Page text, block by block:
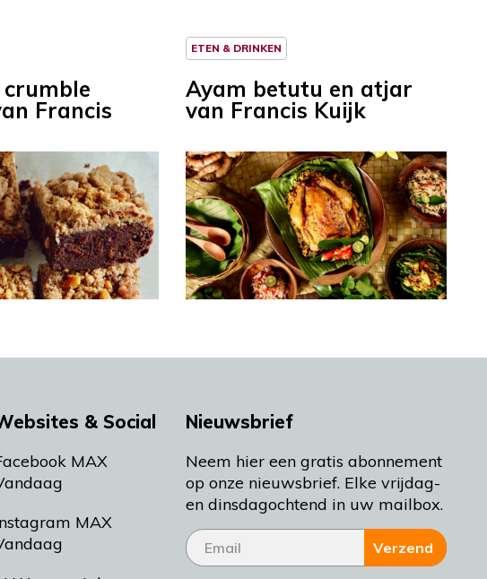
crumble
Francis
ETEN & DRINKEN
Ayam betutu en atjar
van Francis Kuijk
& Social
MAX
MAX
Nieuwsbrief
Neem hier een gratis abonnement
op onze nieuwsbrief. Elke vrijdag-
en dinsdagochtend in uw mailbox.
Verzend